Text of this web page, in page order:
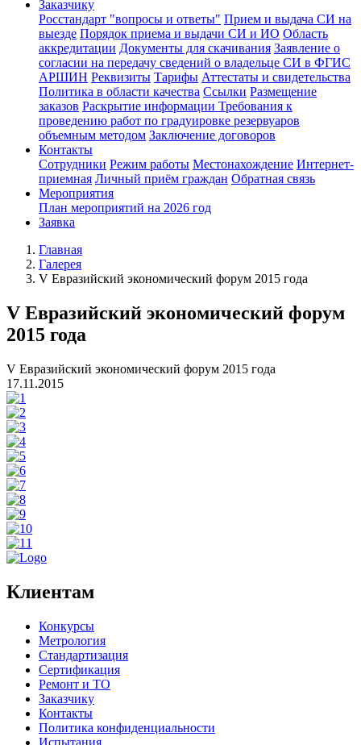
Заказчику
Росстандарт "вопросы и ответы" Прием и выдача СИ на
выезде Порядок приема и выдачи СИ и ИО Область
аккредитации Документы для скачивания Заявление о
согласии на передачу сведений о владельце СИ в ФГИС
АРШИН Реквизиты Тарифы Аттестаты и свидетельства
Политика в области качества Ссылки Размещение
заказов Раскрытие информации Требования к
проведению работ по градуировке резервуаров
объемным методом Заключение договоров
Контакты
Сотрудники Режим работы Местонахождение Интернет-
приемная Личный приём граждан Обратная связь
Мероприятия
План мероприятий на 2026 год
Заявка
Главная
Галерея
V Евразийский экономический форум 2015 года
V Евразийский экономический форум
2015 года
V Евразийский экономический форум 2015 года
17.11.2015
Клиентам
Конкурсы
Метрология
Стандартизация
Сертификация
Ремонт и ТО
Заказчику
Контакты
Политика конфиденциальности
Испытания